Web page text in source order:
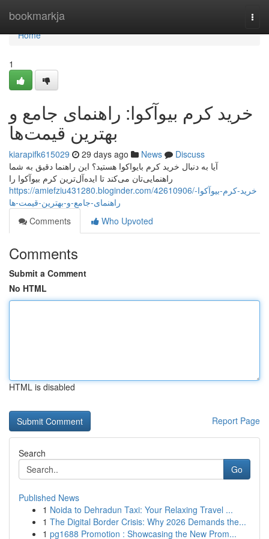
bookmarkja
Home
Home
1
خرید کرم بیوآکوا: راهنمای جامع و
بهترین قیمت‌ها
kiarapifk615029 29 days ago News
Discuss
آیا به دنبال خرید کرم بایواکوا هستید؟ این راهنما دقیق به شما
راهنمایی‌تان می‌کند تا ایده‌آل‌ترین کرم بیوآکوا را
https://amiefziu431280.bloginder.com/42610906/خرید-کرم-بیوآکوا-
راهنمای-جامع-و-بهترین-قیمت-ها
Comments
Who Upvoted
Comments
Submit a Comment
No HTML
HTML is disabled
Report Page
Search
Go
Published News
1 Noida to Dehradun Taxi: Your Relaxing Travel ...
1 The Digital Border Crisis: Why 2026 Demands the...
1 pg1688 Promotion : Showcasing the New Prom...